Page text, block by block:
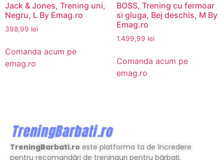
Jack & Jones, Trening uni,
Negru, L By Emag.ro
398,99 lei
Comanda acum pe
emag.ro
BOSS, Trening cu fermoar
si gluga, Bej deschis, M By
Emag.ro
1.499,99 lei
Comanda acum pe
emag.ro
TreningBarbati.ro este platforma ta de încredere
pentru recomandări de treninguri pentru bărbați.